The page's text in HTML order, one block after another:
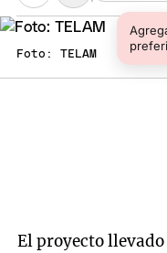
Foto: TELAM
El proyecto